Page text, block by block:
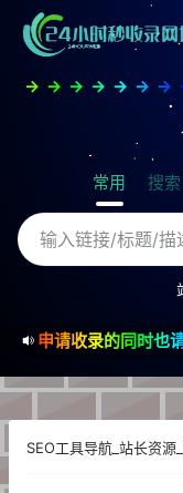
常用 搜索
申请收录的同时也
SEO工具导航_站长资源